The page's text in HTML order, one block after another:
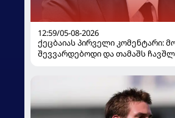
12:59/05-08-2026
ქეცბაიას პირველი კომენტარი:
შევვარდებოდი და თამაშს